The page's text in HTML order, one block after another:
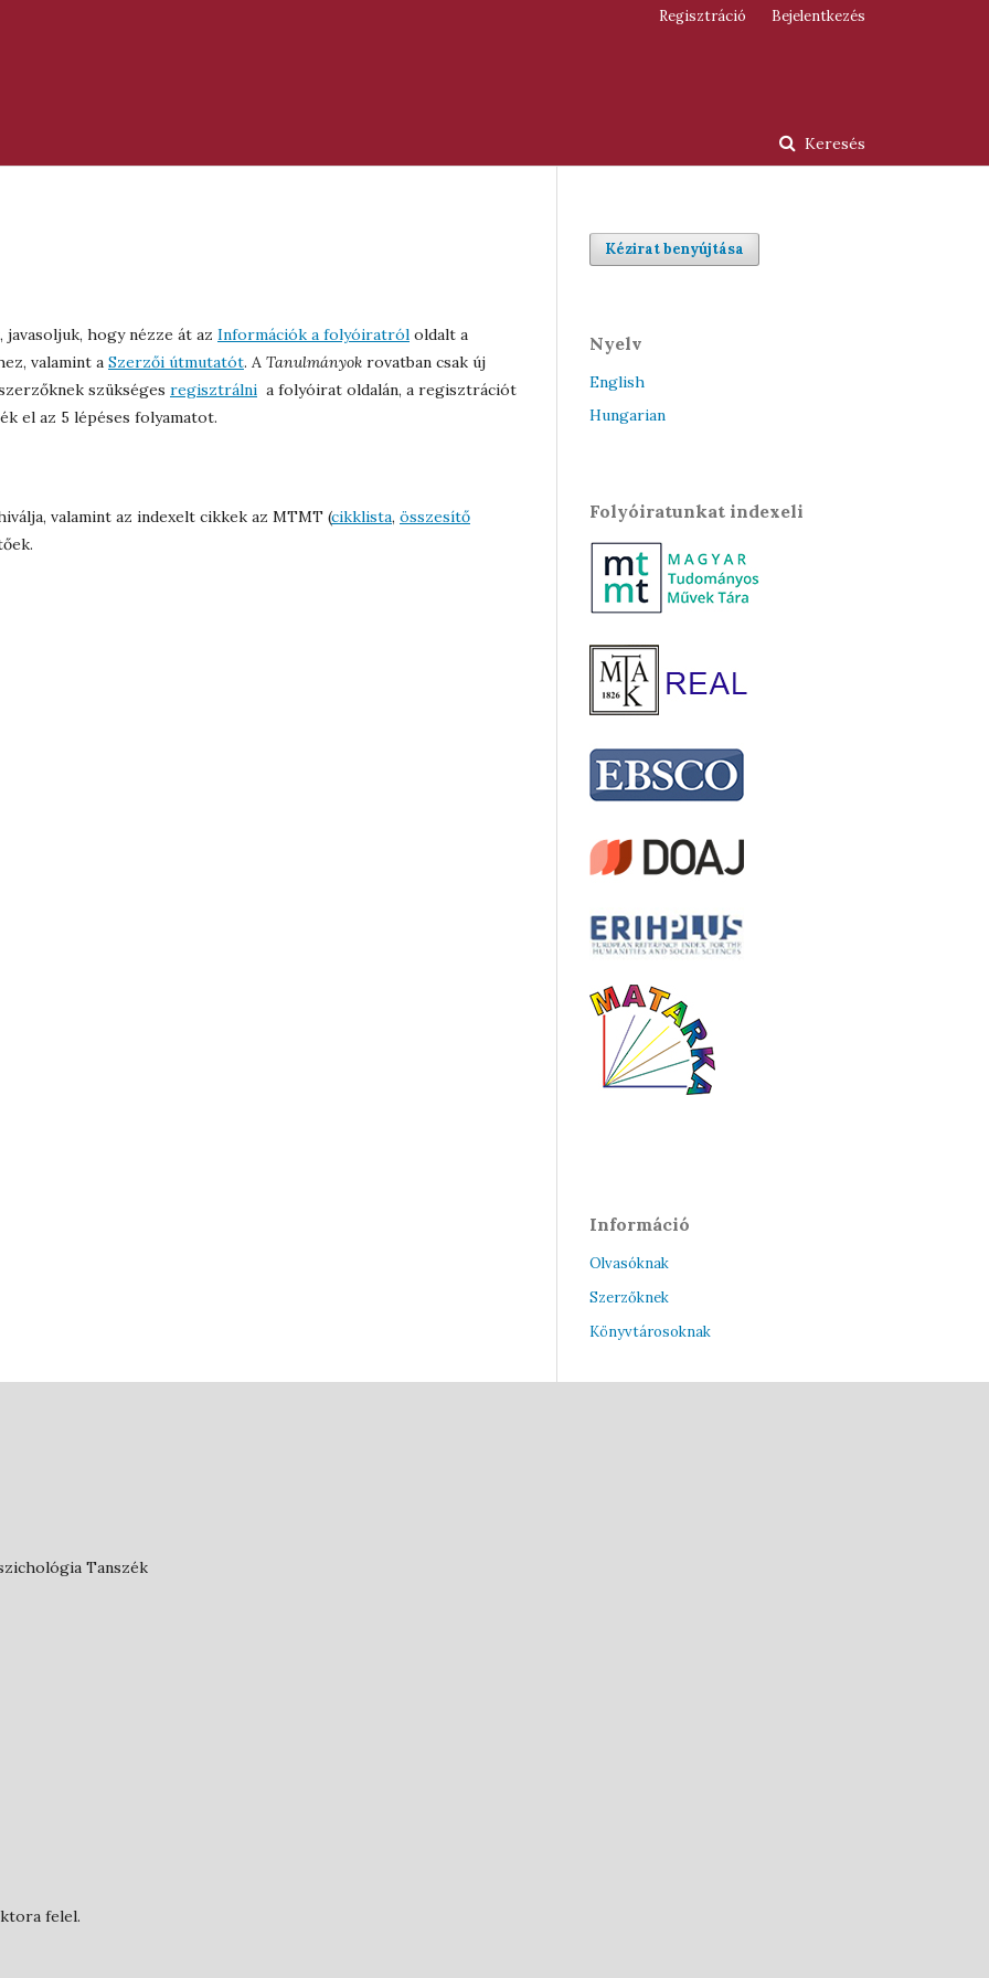
Keresés
Regisztráció Bejelentkezés
hogy nézze át az Információk a folyóiratról oldalt a
valamint a Szerzői útmutatót. A Tanulmányok rovatban csak új
szükséges regisztrálni a folyóirat oldalán, a regisztrációt
el az 5 lépéses folyamatot.
valamint az indexelt cikkek az MTMT (cikklista, összesítő
Kézirat benyújtása
Nyelv
English
Hungarian
Folyóiratunkat indexeli
Információ
Olvasóknak
Szerzőknek
Könyvtárosoknak
Tanszék
felel.